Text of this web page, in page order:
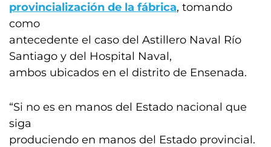
provincialización de la fábrica, tomando
como
antecedente el caso del Astillero Naval Río
Santiago y del Hospital Naval,
ambos ubicados en el distrito de Ensenada.
“Si no es en manos del Estado nacional que
siga
produciendo en manos del Estado provincial.